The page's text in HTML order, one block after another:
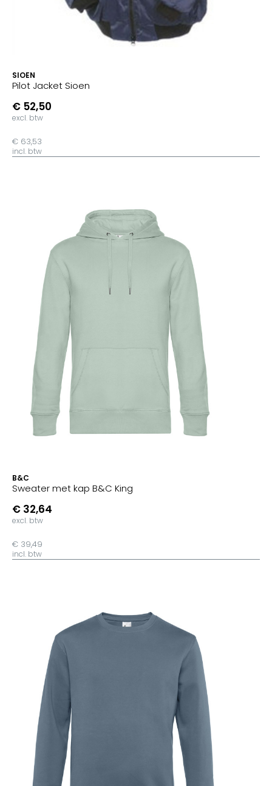
SIOEN
Pilot Jacket Sioen
€ 52,50
excl. btw
€ 63,53
incl. btw
B&C
Sweater met kap B&C King
€ 32,64
excl. btw
€ 39,49
incl. btw